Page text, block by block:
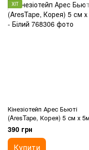
ХІТ
Кінезіотейп Арес Бьюті
(AresTape, Корея) 5 см х
Білий
390 грн
Купити